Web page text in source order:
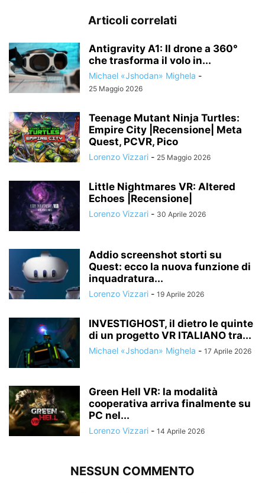
Articoli correlati
Antigravity A1: Il drone a 360°
che trasforma il volo in...
Michael «Jshodan» Mighela -
25 Maggio 2026
Teenage Mutant Ninja Turtles:
Empire City |Recensione| Meta
Quest, PCVR, Pico
Lorenzo Vizzari - 25 Maggio 2026
Little Nightmares VR: Altered
Echoes |Recensione|
Lorenzo Vizzari - 30 Aprile 2026
Addio screenshot storti su
Quest: ecco la nuova funzione di
inquadratura...
Lorenzo Vizzari - 19 Aprile 2026
INVESTIGHOST, il dietro le quinte
di un progetto VR ITALIANO tra...
Michael «Jshodan» Mighela - 17 Aprile 2026
Green Hell VR: la modalità
cooperativa arriva finalmente su
PC nel...
Lorenzo Vizzari - 14 Aprile 2026
NESSUN COMMENTO